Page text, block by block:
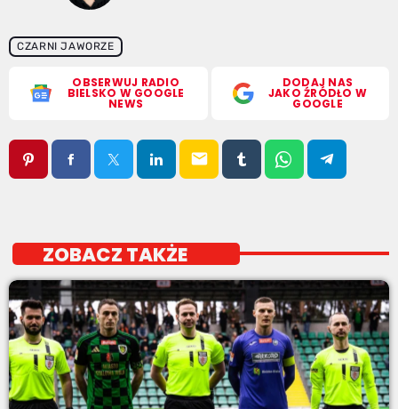
CZARNI JAWORZE
OBSERWUJ RADIO
BIELSKO W GOOGLE
NEWS
DODAJ NAS
JAKO ŹRÓDŁO W
GOOGLE
email
ZOBACZ TAKŻE